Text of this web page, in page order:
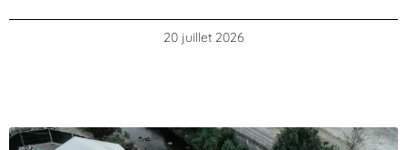
20 juillet 2026